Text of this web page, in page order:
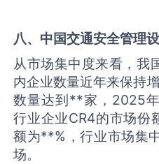
八、中国交通安全管理
从市场集中度来看，我
内企业数量近年来保持
数量达到**家，2025
行业企业CR4的市场份
额为**%，行业市场集
场。